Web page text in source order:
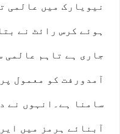
نیویارک میں عالمی
ہوئے کرس رائٹ نے
جاری ہے تاہم عالمی
آمدورفت کو معمول
سامنا ہے۔انہوں نے
آبنائے ہرمز میں